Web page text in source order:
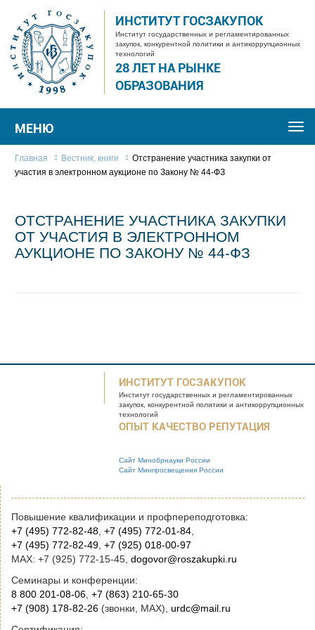
ИНСТИТУТ ГОСЗАКУПОК
Институт государственных и регламентированных
закупок, конкурентной политики и антикоррупционных
технологий
28 ЛЕТ НА РЫНКЕ
ОБРАЗОВАНИЯ
МЕНЮ
Главная Вестник, книги
Отстранение участника закупки от
участия в электронном аукционе по Закону № 44-ФЗ
ОТСТРАНЕНИЕ УЧАСТНИКА ЗАКУПКИ
ОТ УЧАСТИЯ В ЭЛЕКТРОННОМ
АУКЦИОНЕ ПО ЗАКОНУ № 44-ФЗ
ИНСТИТУТ ГОСЗАКУПОК
Институт государственных и регламентированных
закупок, конкурентной политики и антикоррупционных
технологий
ОПЫТ КАЧЕСТВО РЕПУТАЦИЯ
Сайт Минобрнауки России
Сайт Минпросвещения России
Повышение квалификации и профпереподготовка:
+7 (495) 772-82-48, +7 (495) 772-01-84,
+7 (495) 772-82-49, +7 (925) 018-00-97
MAX: +7 (925) 772-15-45, dogovor@roszakupki.ru
Семинары и конференции:
8 800 201-08-06, +7 (863) 210-65-30
+7 (908) 178-82-26 (звонки, MAX), urdc@mail.ru